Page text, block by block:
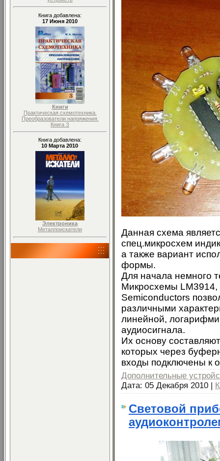
Книга добавлена:
17 Июня 2010
Книги
Практическая схемотехника.
Преобразователи напряжения.
Книга З
Книга добавлена:
10 Марта 2010
Электроника
Металлоискатели
Данная схема
спец.микросхем
а также вариант
формы.
Для начала немного
Микросхемы
Semiconductors
различными
линейной,
аудиосигнала.
Их основу
которых через
входы подключены к
Дополнительные
Дата: 05 Декабря 2010 |
Световой